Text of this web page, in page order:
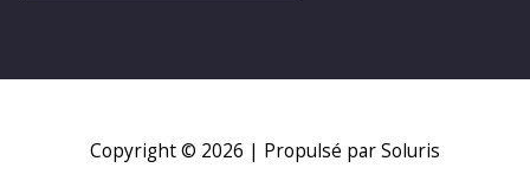
Copyright © 2026 | Propulsé par Soluris